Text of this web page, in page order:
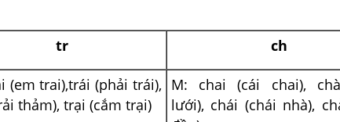
tr
ch
(em trai),trái (phải trái),
thảm), trại (cắm trại)
M: chai (cái chai),
lưới), chái (chái nhà),